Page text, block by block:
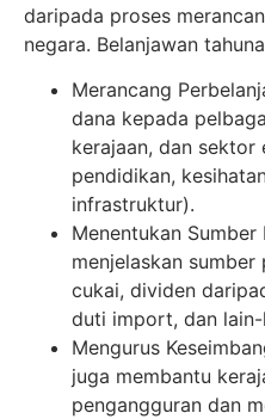
daripada proses
negara. Belanjawan
Merancang
dana kepada
kerajaan, dan
pendidikan,
infrastruktur).
Menentukan Sumber
menjelaskan
cukai, dividen
duti import, dan lain-
Mengurus
juga membantu
pengangguran dan